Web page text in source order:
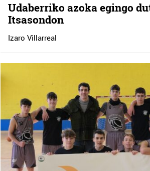
Udaberriko azoka egingo
Itsasondon
Izaro Villarreal